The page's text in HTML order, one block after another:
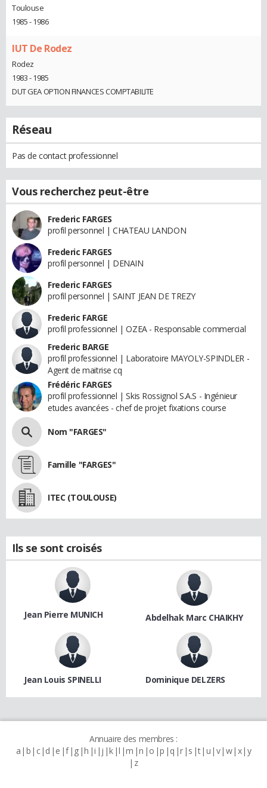
Toulouse
1985 - 1986
IUT De Rodez
Rodez
1983 - 1985
DUT GEA OPTION FINANCES COMPTABILITE
Réseau
Pas de contact professionnel
Vous recherchez peut-être
Frederic FARGES
profil personnel | CHATEAU LANDON
Frederic FARGES
profil personnel | DENAIN
Frederic FARGES
profil personnel | SAINT JEAN DE TREZY
Frederic FARGE
profil professionnel | OZEA - Responsable commercial
Frederic BARGE
profil professionnel | Laboratoire MAYOLY-SPINDLER -
Agent de maitrise cq
Frédéric FARGES
profil professionnel | Skis Rossignol S.A.S - Ingénieur
etudes avancées - chef de projet fixations course
Nom "FARGES"
Famille "FARGES"
ITEC (TOULOUSE)
Ils se sont croisés
Jean Pierre MUNICH Abdelhak Marc CHAIKHY
Jean Louis SPINELLI Dominique DELZERS
Annuaire des membres :
a b c d e f g h i j k l m n o p q r s t u v w x y
z